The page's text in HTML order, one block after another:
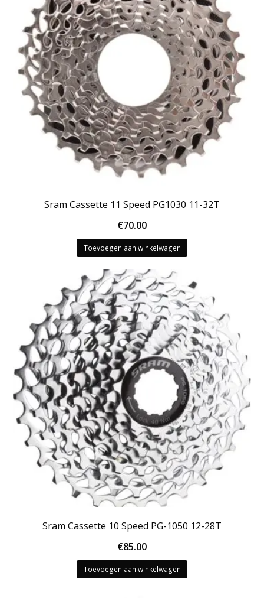
Sram Cassette 11 Speed PG1030 11-32T
€70.00
Toevoegen aan winkelwagen
Sram Cassette 10 Speed PG-1050 12-28T
€85.00
Toevoegen aan winkelwagen